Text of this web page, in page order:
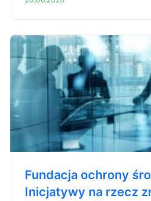
Fundacja ochrony
Inicjatywy na rzecz